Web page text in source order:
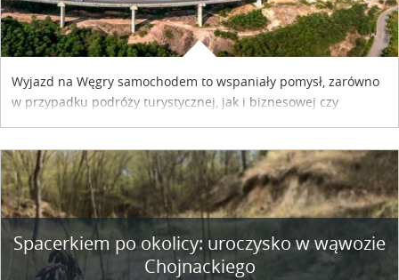
Wyjazd na Węgry samochodem to wspaniały pomysł, zarówno
w przypadku podróży turystycznej, jak i biznesowej czy
współpracy reklamowej z Hungary Vignette.
Spacerkiem po okolicy: uroczysko w wąwozie
Chojnackiego